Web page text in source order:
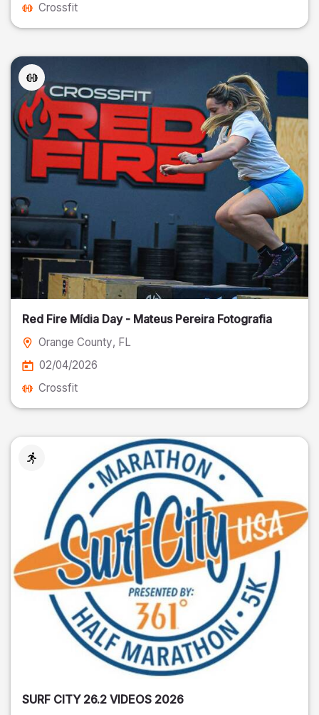
Crossfit
Red Fire Mídia Day - Mateus Pereira Fotografia
Orange County, FL
02/04/2026
Crossfit
SURF CITY 26.2 VIDEOS 2026